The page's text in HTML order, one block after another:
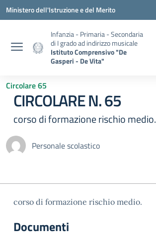
Vai ai contenuti
Vai al menu di navigazione
Vai al footer
Ministero dell'Istruzione e del Merito
Infanzia - Primaria - Secondaria
di I grado ad indirizzo musicale
Istituto Comprensivo "De
Gasperi - De Vita"
Circolare 65
CIRCOLARE N. 65
corso di formazione rischio medio.
Personale scolastico
corso di formazione rischio medio.
Documenti